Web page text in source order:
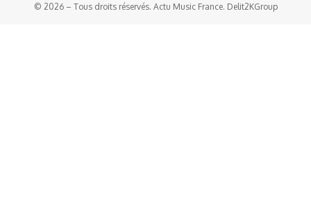
© 2026 – Tous droits réservés. Actu Music France. Delit2KGroup